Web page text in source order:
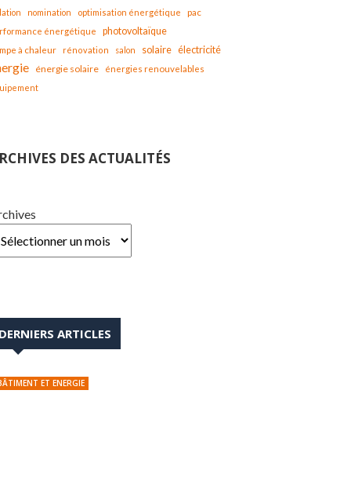
nomination optimisation énergétique
pac
énergétique
photovoltaïque
à chaleur rénovation salon solaire électricité
énergie solaire
énergies renouvelables
DES ACTUALITÉS
ARTICLES
ET ENERGIE